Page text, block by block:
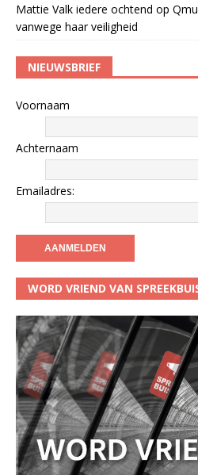
Mattie Valk iedere ochtend op
vanwege haar veiligheid
NIEUWSBRIEF
Voornaam
Achternaam
Emailadres:
WORD VRIEND VAN